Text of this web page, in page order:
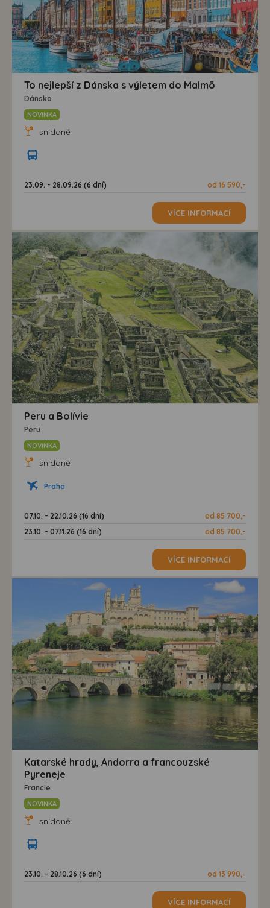
To nejlepší z Dánska s výletem do Malmö
Dánsko
NOVINKA
snídaně
23.09. - 28.09.26 (6 dní) od 16 590,-
VÍCE INFORMACÍ
Peru a Bolívie
Peru
NOVINKA
snídaně
Praha
07.10. - 22.10.26 (16 dní)
od 85 700,-
23.10. - 07.11.26 (16 dní)
od 85 700,-
VÍCE INFORMACÍ
Katarské hrady, Andorra a francouzské
Pyreneje
Francie
NOVINKA
snídaně
23.10. - 28.10.26 (6 dní) od 13 990,-
VÍCE INFORMACÍ